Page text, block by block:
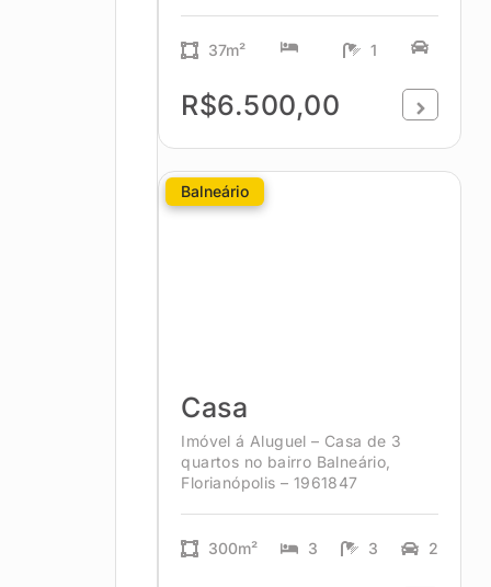
37m² 1
R$6.500,00
Balneário
Casa
Imóvel á Aluguel – Casa de 3
quartos no bairro Balneário,
Florianópolis – 1961847
300m² 3 3 2